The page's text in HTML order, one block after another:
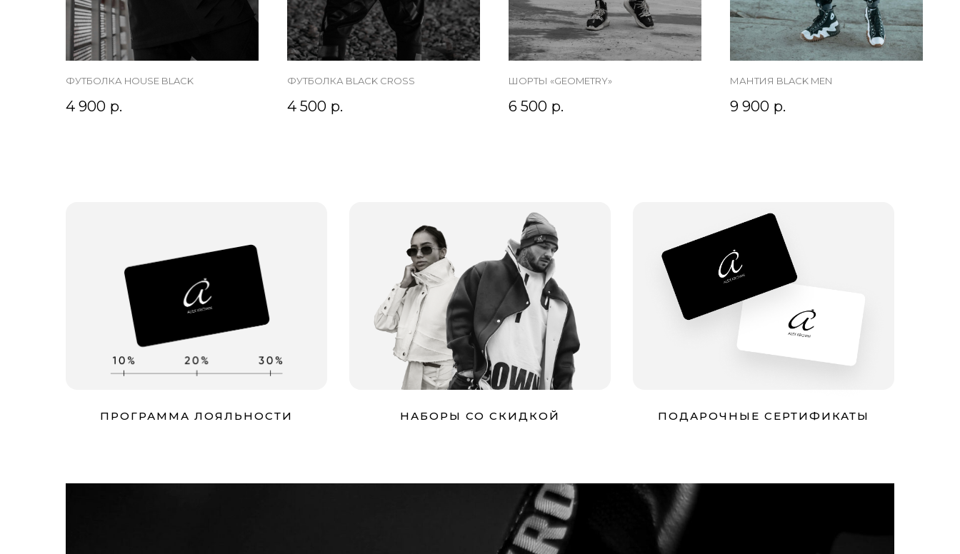
ФУТБОЛКА HOUSE BLACK
4 900 р.
ФУТБОЛКА BLACK CROSS
4 500 р.
ШОРТЫ «GEOMETRY»
6 500 р.
МАНТИЯ BLACK MEN
9 900 р.
ПРОГРАММА ЛОЯЛЬНОСТИ НАБОРЫ СО СКИДКОЙ ПОДАРОЧНЫЕ СЕРТИФИКАТЫ